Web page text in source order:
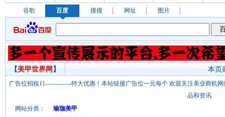
谷歌 百度 搜搜 网址 图片
本页
【美甲世界网 】
广告位招租11-------------特大优惠！本站链接广告位一元每个 欢迎关注美业商机
品和资讯
网站分类：
瑜珈美甲